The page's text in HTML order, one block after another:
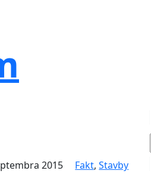
2015 Fakt,Stavby